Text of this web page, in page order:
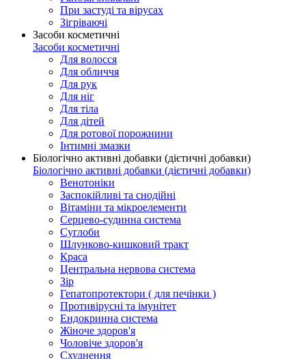
При застуді та вірусах
Зігріваючі
Засоби косметичні
Засоби косметичні
Для волосся
Для обличчя
Для рук
Для ніг
Для тіла
Для дітей
Для ротової порожнини
Інтимні змазки
Біологічно активні добавки (дієтичні добавки)
Біологічно активні добавки (дієтичні добавки)
Венотоніки
Заспокійливі та снодійні
Вітаміни та мікроелементи
Серцево-судинна система
Суглоби
Шлунково-кишковий тракт
Краса
Центральна нервова система
Зір
Гепатопротектори ( для печінки )
Противірусні та імунітет
Ендокринна система
Жіноче здоров'я
Чоловіче здоров'я
Схуднення